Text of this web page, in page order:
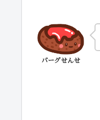
バーグせんせ